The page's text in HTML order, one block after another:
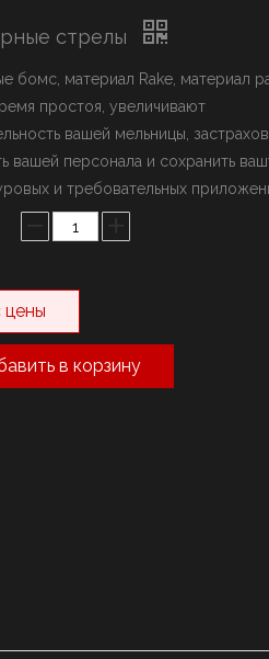
стрелы
бомс, материал Rake, материал
простоя, увеличивают
вашей мельницы,
вашей персонала и сохранить
и требовательных
цены
в корзину